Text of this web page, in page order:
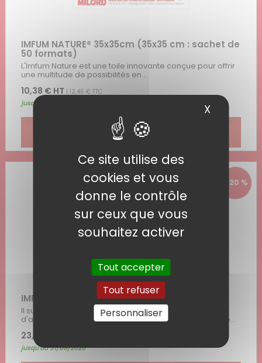
IMFUM NATURE® 35x35cm (35x35 cm : sachet de
50 formats)
L'Imfum Nature est une toile innovante conçue pour offrir
une multitude de possibilités en...
10,38 € HT | 12,45 € TTC
jusqu'au 31/08/2026
voir le produit >
- 20 %
IMFUM 50 (49x69 cm : bobine de 50 formats)
Il suffit d'y placer l'aliment à mariner ou à sécher,
d'ajouter les ingrédients nécessaires, puis de sceller le...
23,34 € HT
jusqu'au 31/08/2026
Ce site utilise des
cookies et vous
donne le contrôle
sur ceux que vous
souhaitez activer
Tout accepter
Tout refuser
Personnaliser
XMasquer